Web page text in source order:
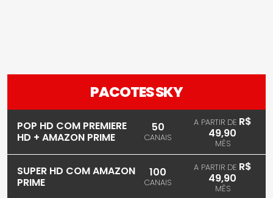
PACOTES SKY
POP HD COM PREMIERE
HD + AMAZON PRIME
50
CANAIS
A PARTIR DE R$
49,90
MÊS
SUPER HD COM AMAZON
PRIME
100
CANAIS
A PARTIR DE R$
49,90
MÊS